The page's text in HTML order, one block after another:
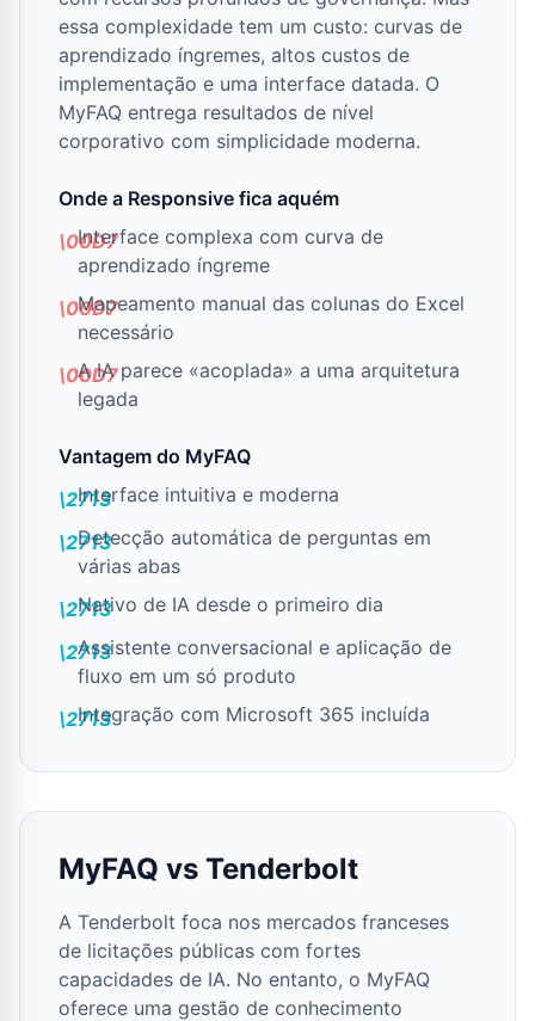
essa complexidade tem um custo: curvas de
aprendizado íngremes, altos custos de
implementação e uma interface datada. O
MyFAQ entrega resultados de nível
corporativo com simplicidade moderna.
Onde a Responsive fica aquém
Interface complexa com curva de
aprendizado íngreme
Mapeamento manual das colunas do Excel
necessário
A IA parece «acoplada» a uma arquitetura
legada
Vantagem do MyFAQ
Interface intuitiva e moderna
Detecção automática de perguntas em
várias abas
Nativo de IA desde o primeiro dia
Assistente conversacional e aplicação de
fluxo em um só produto
Integração com Microsoft 365 incluída
MyFAQ vs Tenderbolt
A Tenderbolt foca nos mercados franceses
de licitações públicas com fortes
capacidades de IA. No entanto, o MyFAQ
oferece uma gestão de conhecimento